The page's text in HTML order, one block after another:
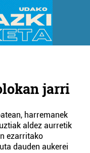
jarri
harremanek
aldez aurretik
ezarritako
dauden aukerei